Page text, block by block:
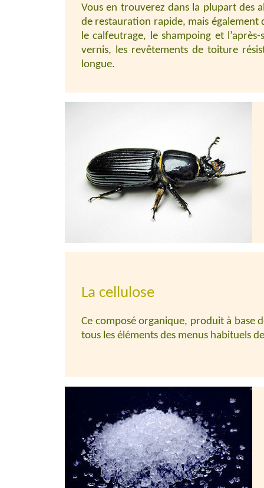
Vous en trouverez dans la plupart des
de restauration rapide, mais également
le calfeutrage, le shampoing et
vernis, les revêtements de toiture
longue.
La cellulose
Ce composé organique, produit à base
tous les éléments des menus habituels